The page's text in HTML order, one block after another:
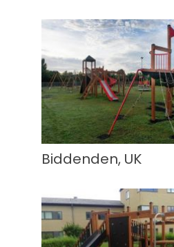
Biddenden, UK